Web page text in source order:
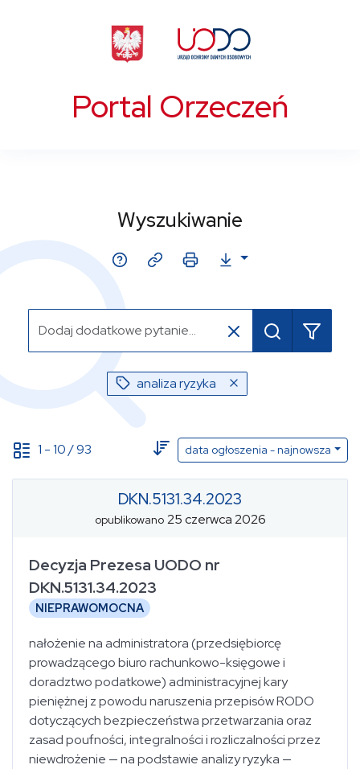
Portal Orzeczeń
Wyszukiwanie
analiza ryzyka
Data ogłoszenia (od - do)
Sygnatura
Status
wybierz...
analiza ryzyka
1 -10/93 data ogłoszenia - najnowsza
DKN.5131.34.2023
opublikowano 25 czerwca 2026
Decyzja Prezesa UODO nr
DKN.5131.34.2023
NIEPRAWOMOCNA
nałożenie na administratora (przedsiębiorcę
prowadzącego biuro rachunkowo-księgowe i
doradztwo podatkowe) administracyjnej kary
pieniężnej z powodu naruszenia przepisów RODO
dotyczących bezpieczeństwa przetwarzania oraz
zasad poufności, integralności i rozliczalności przez
niewdrożenie — na podstawie analizy ryzyka —